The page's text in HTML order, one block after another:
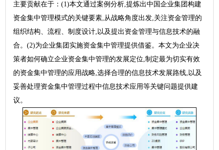
主要贡献在于：(1)本文通过案例分析,提炼出中国企业集团构建
资金集中管理模式的关键要素,从战略角度出发,关注资金管理的
组织结构、流程、制度设计,以及提出资金管理与信息技术的融
合。(2)为企业集团实施资金集中管理提供借鉴。本文为企业决
策者如何确立企业资金集中管理的发展定位,制定最为切实有效
的资金集中管理的应用战略,选择合理的信息技术发展路线,以及
妥善处理资金集中管理过程中信息技术应用等关键问题提供建
议。